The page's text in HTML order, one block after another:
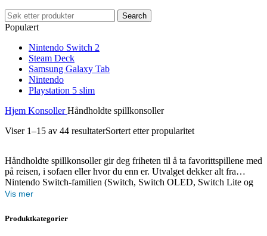
Search
Populært
Nintendo Switch 2
Steam Deck
Samsung Galaxy Tab
Nintendo
Playstation 5 slim
Hjem KonsollerHåndholdte spillkonsoller
Viser 1–15 av 44 resultaterSortert etter propularitet
Håndholdte spillkonsoller gir deg friheten til å ta favorittspillene med
på reisen, i sofaen eller hvor du enn er. Utvalget dekker alt fra
Nintendo Switch-familien (Switch, Switch OLED, Switch Lite og
den nye Switch 2 med Mario Kart World Bundle) til kraftige
ROG Ally, samt Sony PlayStation Portal for remote play mot PS5.
Enten du vil spille Nintendo-eksklusiver som Mario og Zelda,
Vis mer
Produktkategorier